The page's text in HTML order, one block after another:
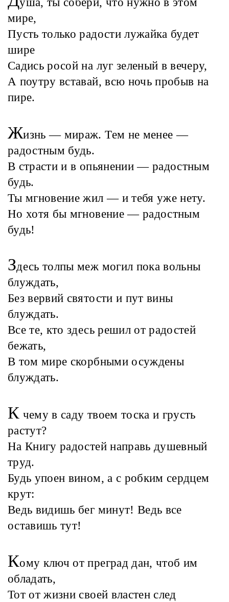
мире,
Пусть только радости лужайка будет
шире
Садись росой на луг зеленый в вечеру,
А поутру вставай, всю ночь пробыв на
пире.
Жизнь — мираж. Тем не менее —
радостным будь.
В страсти и в опьянении — радостным
будь.
Ты мгновение жил — и тебя уже нету.
Но хотя бы мгновение — радостным
будь!
Здесь толпы меж могил пока вольны
блуждать,
Без вервий святости и пут вины
блуждать.
Все те, кто здесь решил от радостей
бежать,
В том мире скорбными осуждены
блуждать.
К чему в саду твоем тоска и грусть
растут?
На Книгу радостей направь душевный
труд.
Будь упоен вином, а с робким сердцем
крут:
Ведь видишь бег минут! Ведь все
оставишь тут!
Кому ключ от преград дан, чтоб им
обладать,
Тот от жизни своей властен след